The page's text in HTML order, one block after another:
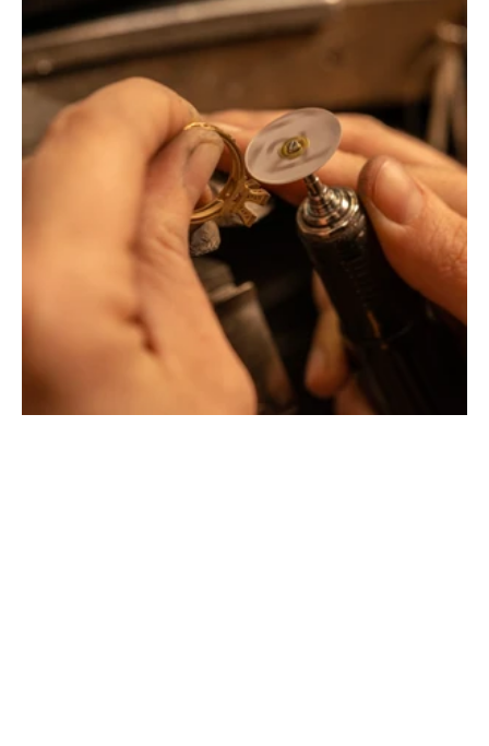
Montbrison, Lyon, Paris
Philippe & mathieu tournaire
Créateurs joailliers, révolutionnent les codes de la
joaillerie traditionnelle en y apportant des formes et des
couleurs hors du commun. Au delà des modes, la
Maison Tournaire a forgé son style de caractère et
d'élévation en puisant dans ses voyages ainsi que ses
différentes rencontres.
La Maison Tournaire qui a ouvert ses portes en 1984 à
Montbrison, en France, propose aujourd'hui ces bijoux